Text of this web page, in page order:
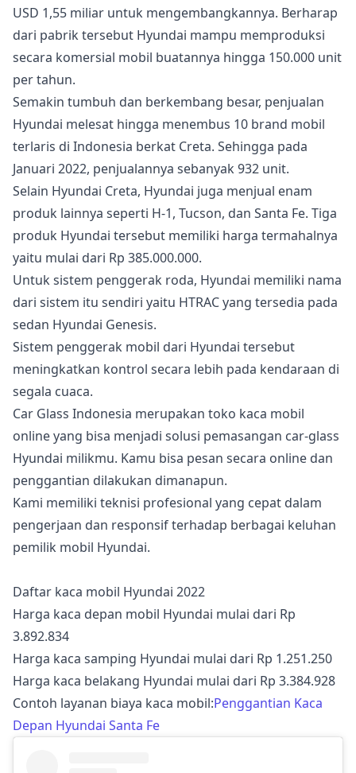
USD 1,55 miliar untuk mengembangkannya. Berharap
dari pabrik tersebut Hyundai mampu memproduksi
secara komersial mobil buatannya hingga 150.000 unit
per tahun.
Semakin tumbuh dan berkembang besar, penjualan
Hyundai melesat hingga menembus 10 brand mobil
terlaris di Indonesia berkat Creta. Sehingga pada
Januari 2022, penjualannya sebanyak 932 unit.
Selain Hyundai Creta, Hyundai juga menjual enam
produk lainnya seperti H-1, Tucson, dan Santa Fe. Tiga
produk Hyundai tersebut memiliki harga termahalnya
yaitu mulai dari Rp 385.000.000.
Untuk sistem penggerak roda, Hyundai memiliki nama
dari sistem itu sendiri yaitu HTRAC yang tersedia pada
sedan Hyundai Genesis.
Sistem penggerak mobil dari Hyundai tersebut
meningkatkan kontrol secara lebih pada kendaraan di
segala cuaca.
Car Glass Indonesia merupakan toko kaca mobil
online yang bisa menjadi solusi pemasangan car-glass
Hyundai milikmu. Kamu bisa pesan secara online dan
penggantian dilakukan dimanapun.
Kami memiliki teknisi profesional yang cepat dalam
pengerjaan dan responsif terhadap berbagai keluhan
pemilik mobil Hyundai.
Daftar kaca mobil Hyundai 2022
Harga kaca depan mobil Hyundai mulai dari Rp
3.892.834
Harga kaca samping Hyundai mulai dari Rp 1.251.250
Harga kaca belakang Hyundai mulai dari Rp 3.384.928
Contoh layanan biaya kaca mobil:Penggantian Kaca
Depan Hyundai Santa Fe